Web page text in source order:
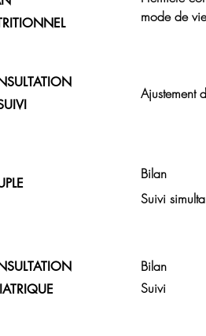
mode de
Ajustement
Bilan
Suivi
Bilan
Suivi